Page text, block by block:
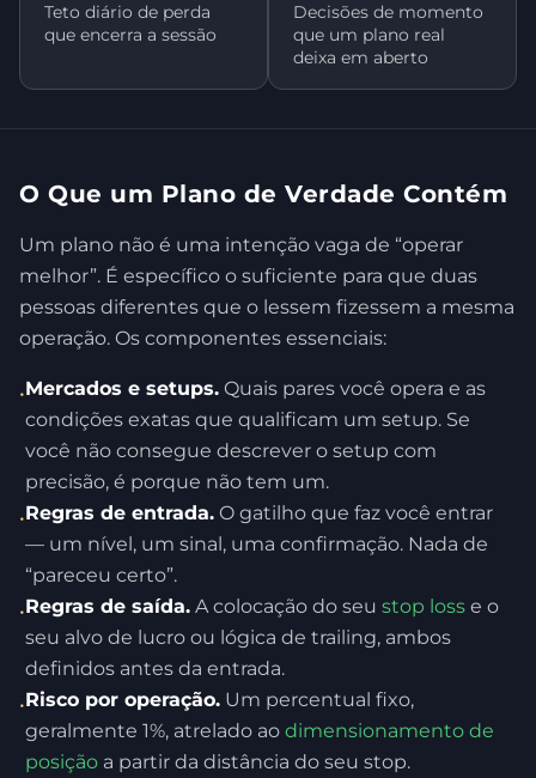
Teto diário de perda
que encerra a sessão
Decisões de momento
que um plano real
deixa em aberto
O Que um Plano de Verdade Contém
Um plano não é uma intenção vaga de “operar
melhor”. É específico o suficiente para que duas
pessoas diferentes que o lessem fizessem a mesma
operação. Os componentes essenciais:
•Mercados e setups. Quais pares você opera e as
condições exatas que qualificam um setup. Se
você não consegue descrever o setup com
precisão, é porque não tem um.
•Regras de entrada. O gatilho que faz você entrar
— um nível, um sinal, uma confirmação. Nada de
“pareceu certo”.
•Regras de saída. A colocação do seu stop loss e o
seu alvo de lucro ou lógica de trailing, ambos
definidos antes da entrada.
•Risco por operação. Um percentual fixo,
geralmente 1%, atrelado ao dimensionamento de
posição a partir da distância do seu stop.